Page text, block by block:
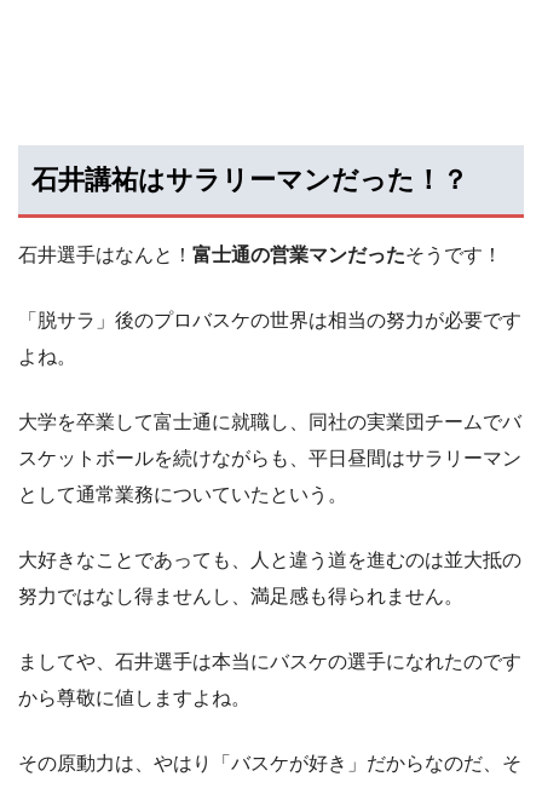
石井講祐はサラリーマンだった！？
石井選手はなんと！ 富士通の営業マンだったそうです！
「脱サラ」後のプロバスケの世界は相当の努力が必要です
よね。
大学を卒業して富士通に就職し、同社の実業団チームでバ
スケットボールを続けながらも、平日昼間はサラリーマン
として通常業務についていたという。
大好きなことであっても、人と違う道を進むのは並大抵の
努力ではなし得ませんし、満足感も得られません。
ましてや、石井選手は本当にバスケの選手になれたのです
から尊敬に値しますよね。
その原動力は、やはり「バスケが好き」だからなのだ、そ